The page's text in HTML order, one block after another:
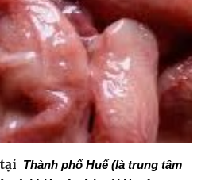
Thành phố Huế (là trung tâm